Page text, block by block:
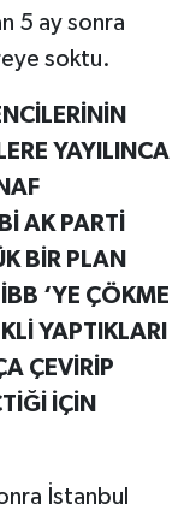
5 ay sonra
soktu.
YAYILINCA
AK PARTİ
BİR PLAN
‘YE ÇÖKME
YAPTIKLARI
ÇEVİRİP
İÇİN
İstanbul